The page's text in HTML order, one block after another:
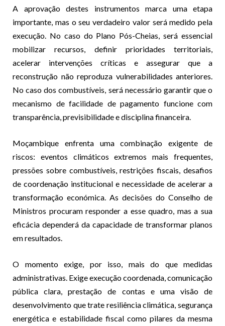
A aprovação destes instrumentos marca uma etapa
importante, mas o seu verdadeiro valor será medido pela
execução. No caso do Plano Pós-Cheias, será essencial
mobilizar recursos, definir prioridades territoriais,
acelerar intervenções críticas e assegurar que a
reconstrução não reproduza vulnerabilidades anteriores.
No caso dos combustíveis, será necessário garantir que o
mecanismo de facilidade de pagamento funcione com
transparência, previsibilidade e disciplina financeira.
Moçambique enfrenta uma combinação exigente de
riscos: eventos climáticos extremos mais frequentes,
pressões sobre combustíveis, restrições fiscais, desafios
de coordenação institucional e necessidade de acelerar a
transformação económica. As decisões do Conselho de
Ministros procuram responder a esse quadro, mas a sua
eficácia dependerá da capacidade de transformar planos
em resultados.
O momento exige, por isso, mais do que medidas
administrativas. Exige execução coordenada, comunicação
pública clara, prestação de contas e uma visão de
desenvolvimento que trate resiliência climática, segurança
energética e estabilidade fiscal como pilares da mesma